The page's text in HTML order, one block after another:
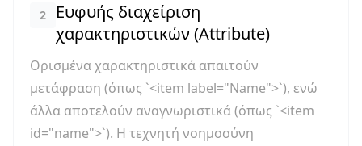
2
Ευφυής διαχείριση
χαρακτηριστικών (Attribute)
Ορισμένα χαρακτηριστικά απαιτούν
μετάφραση (όπως `<item label="Name">`), ενώ
άλλα αποτελούν αναγνωριστικά (όπως `<item
id="name">`). Η τεχνητή νοημοσύνη